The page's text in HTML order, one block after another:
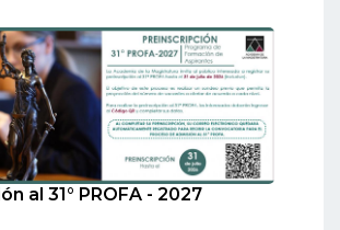
al 31° PROFA - 2027